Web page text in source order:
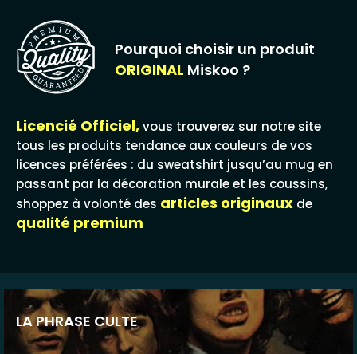
Pourquoi choisir un produit
ORIGINAL Miskoo ?
Licencié Officiel,vous trouverez sur notre site
tous les produits tendance aux couleurs de vos
licences préférées : du sweatshirt jusqu’au mug en
passant par la décoration murale et les coussins,
shoppez à volonté des articles originaux de
qualité premium
LA PHRASE CULTE